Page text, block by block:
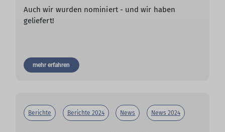
Auch wir wurden nominiert - und wir haben
geliefert!
mehr erfahren
Berichte Berichte 2024 News News 2024